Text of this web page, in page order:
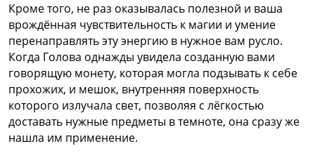
Кроме того, не раз оказывалась полезной и ваша
врождённая чувствительность к магии и умение
перенаправлять эту энергию в нужное вам русло.
Когда Голова однажды увидела созданную вами
говорящую монету, которая могла подзывать к себе
прохожих, и мешок, внутренняя поверхность
которого излучала свет, позволяя с лёгкостью
доставать нужные предметы в темноте, она сразу же
нашла им применение.